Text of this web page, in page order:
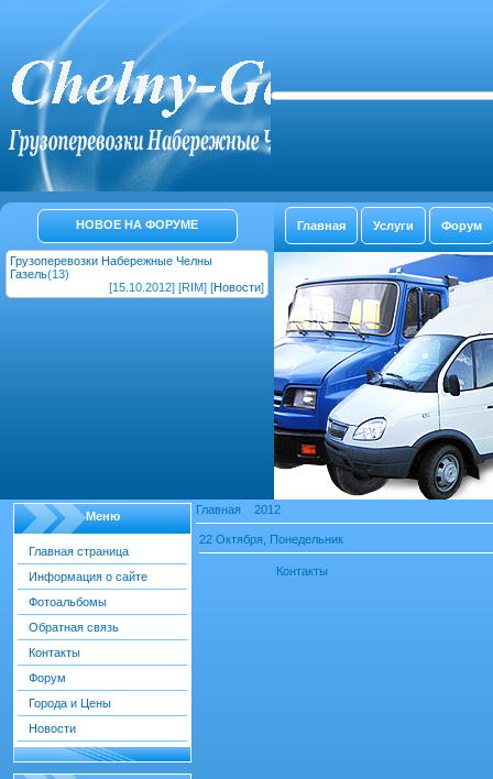
НОВОЕ НА ФОРУМЕ
Грузоперевозки Набережные Челны
Газель(13)
[15.10.2012] [RIM] [Новости]
Главная Услуги Форум
Меню
Главная страница
Информация о сайте
Фотоальбомы
Обратная связь
Контакты
Форум
Города и Цены
Новости
Главная 2012
22 Октября, Понедельник
Контакты